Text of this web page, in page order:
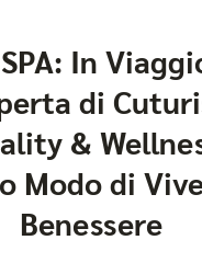
In
di
&
Modo di
Benessere